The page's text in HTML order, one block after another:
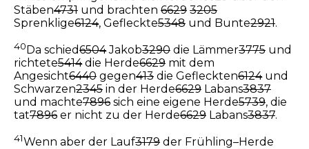
Stäben4731 und brachten 6629 3205
Sprenklige6124, Gefleckte5348 und Bunte2921.
40Da schied6504Jakob3290 die Lämmer3775 und
richtete5414die Herde6629 mit dem
Angesicht6440 gegen413 die Gefleckten6124und
Schwarzen2345 in der Herde6629 Labans3837
und machte7896 sich eine eigene Herde5739, die
tat7896 er nicht zu der Herde6629 Labans3837.
41Wenn aber der Lauf3179 der Frühling–Herde